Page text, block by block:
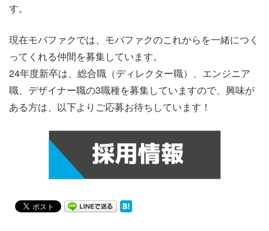
す。
現在モバファクでは、モバファクのこれからを一緒につく
ってくれる仲間を募集しています。
24年度新卒は、総合職（ディレクター職）、エンジニア
職、デザイナー職の3職種を募集していますので、興味が
ある方は、以下よりご応募お待ちしています！